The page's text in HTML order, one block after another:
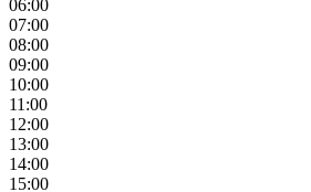
06:00
07:00
08:00
09:00
10:00
11:00
12:00
13:00
14:00
15:00